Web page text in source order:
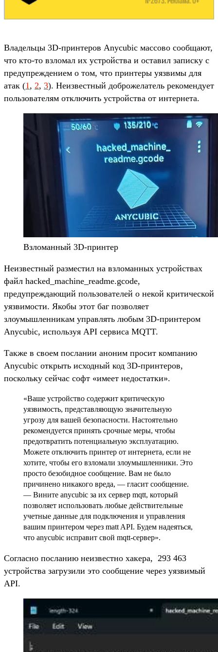
Владельцы 3D-принтеров Anycubic массово сообщают,
что кто-то взломал их устройства и оставил записку с
предупреждением о том, что принтеры уязвимы для
атак (1 , 2, 3). Неизвестный доброжелатель рекомендует
пользователям отключить устройства от интернета.
Взломанный 3D-принтер
Неизвестный разместил на взломанных устройствах
файл hacked_machine_readme.gcode,
предупреждающий пользователей о некой критической
уязвимости. Якобы этот баг позволяет
злоумышленникам управлять любым 3D-принтером
Anycubic, используя API сервиса MQTT.
Также в своем послании аноним просит компанию
Anycubic открыть исходный код 3D-принтеров,
поскольку сейчас софт «имеет недостатки».
«Ваше устройство содержит критическую
уязвимость, представляющую значительную
угрозу для вашей безопасности. Настоятельно
рекомендуется принять срочные меры, чтобы
предотвратить потенциальную эксплуатацию.
Можете отключить принтер от интернета, если не
хотите, чтобы его взломали злоумышленники. Это
просто безобидное сообщение. Вам не было
причинено никакого вреда, — гласит сообщение.
— Вините anycubic за их сервер mqtt, который
позволяет использовать любые действительные
учетные данные для подключения и управления
вашим принтером через matt API. Будем надеяться,
что anycubic исправит свой mqtt-сервер».
Согласно посланию неизвестно хакера, 293 463
устройства загрузили это сообщение через уязвимый
API.